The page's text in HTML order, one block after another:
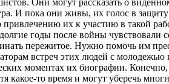
И пока они живы, их голос в
их к участию в такой
годы после войны
пережитое. Нужно помочь им
встреч этих людей с
моментах их биографии.
какое-то время и могут уберечь